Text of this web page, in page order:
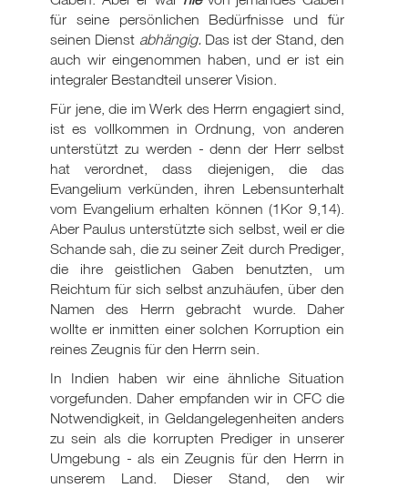
für seine persönlichen Bedürfnisse und für
seinen Dienst abhängig.Das ist der Stand, den
auch wir eingenommen haben, und er ist ein
integraler Bestandteil unserer Vision.
Für jene, die im Werk des Herrn engagiert sind,
ist es vollkommen in Ordnung, von anderen
unterstützt zu werden - denn der Herr selbst
hat verordnet, dass diejenigen, die das
Evangelium verkünden, ihren Lebensunterhalt
vom Evangelium erhalten können (1Kor 9,14).
Aber Paulus unterstützte sich selbst, weil er die
Schande sah, die zu seiner Zeit durch Prediger,
die ihre geistlichen Gaben benutzten, um
Reichtum für sich selbst anzuhäufen, über den
Namen des Herrn gebracht wurde. Daher
wollte er inmitten einer solchen Korruption ein
reines Zeugnis für den Herrn sein.
In Indien haben wir eine ähnliche Situation
vorgefunden. Daher empfanden wir in CFC die
Notwendigkeit, in Geldangelegenheiten anders
zu sein als die korrupten Prediger in unserer
Umgebung - als ein Zeugnis für den Herrn in
unserem Land. Dieser Stand, den wir